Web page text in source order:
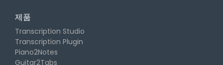
제품
Transcription Studio
Transcription Plugin
Piano2Notes
Guitar2Tabs